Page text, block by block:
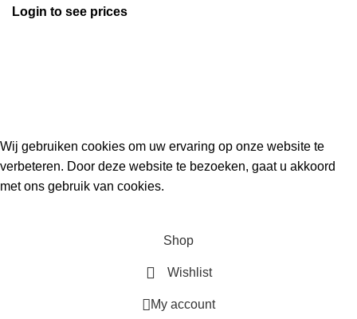
Login to see prices
Wij gebruiken cookies om uw ervaring op onze website te
verbeteren. Door deze website te bezoeken, gaat u akkoord
met ons gebruik van cookies.
Shop
Wishlist
My account